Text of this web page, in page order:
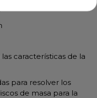
características de la
para resolver los
de masa para la